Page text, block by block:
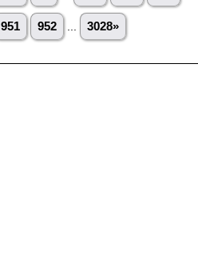
951 952
3028»